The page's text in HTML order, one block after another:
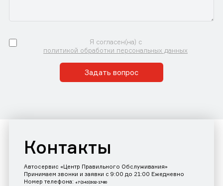
Я согласен(на) с
политикой обработки персональных данных
Задать вопрос
Контакты
Автосервис «Центр Правильного Обслуживания»
Принимаем звонки и заявки с 9:00 до 21:00 Ежедневно
Номер телефона: +7 (343)302-17-80